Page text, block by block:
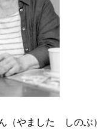
（やました しのぶ）